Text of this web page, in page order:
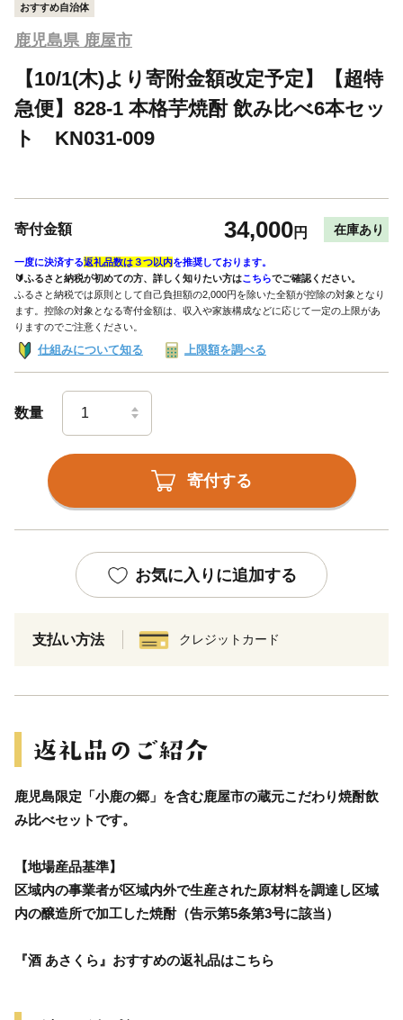
おすすめ自治体
鹿児島県 鹿屋市
【10/1(木)より寄附金額改定予定】【超特
急便】828-1 本格芋焼酎 飲み比べ6本セッ
ト KN031-009
寄付金額 34,000円 在庫あり
一度に決済する返礼品数は３つ以内を推奨しております。
🔰ふるさと納税が初めての方、詳しく知りたい方はこちらでご確認ください。
ふるさと納税では原則として自己負担額の2,000円を除いた全額が控除の対象となり
ます。控除の対象となる寄付金額は、収入や家族構成などに応じて一定の上限があ
りますのでご注意ください。
仕組みについて知る 上限額を調べる
数量
寄付する
お気に入りに追加する
支払い方法 クレジットカード
鹿児島限定「小鹿の郷」を含む鹿屋市の蔵元こだわり焼酎飲
み比べセットです。
【地場産品基準】
区域内の事業者が区域内外で生産された原材料を調達し区域
内の醸造所で加工した焼酎（告示第5条第3号に該当）
『酒 あさくら』おすすめの返礼品はこちら